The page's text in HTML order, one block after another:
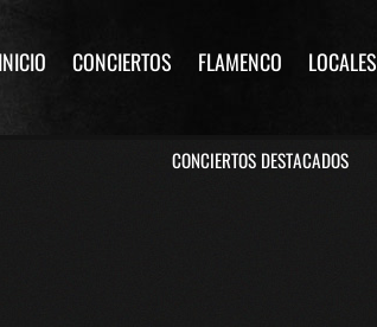
INICIO CONCIERTOS FLAMENCO LOCALES
CONCIERTOS DESTACADOS